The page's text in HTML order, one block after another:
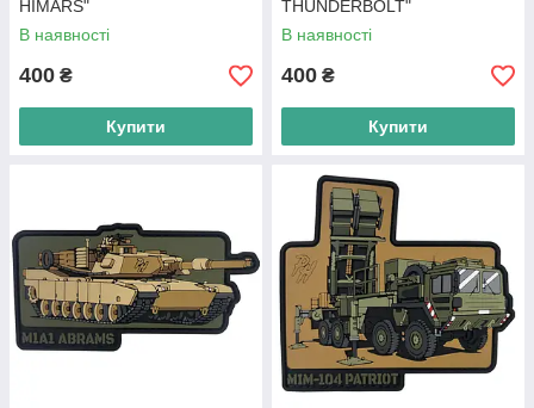
HIMARS"
В наявності
400 ₴
Купити
THUNDERBOLT"
В наявності
400 ₴
Купити